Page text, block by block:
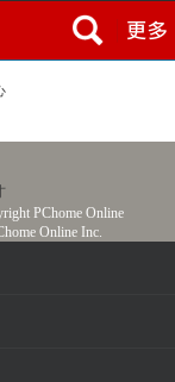
PChome Online
Online Inc.